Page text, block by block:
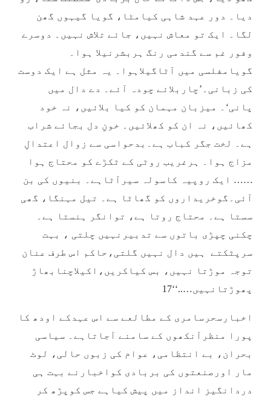
دیا۔ دور عہد شاہی کیامٹا، گویا گیہوں گھن
لگا۔ ایک تو معاش نہیں، جائے تلاش نہیں۔ دوسرے
وفور غم سے گندمی رنگ ہربشرنیلا ہوا۔
گویامفلسی میں آٹاگیلاہوا۔ یہ مثل ہے ایک دوست
کی زبانی۔’چاربلائے چودہ آئے۔ دے دال میں
پانی‘۔ میزبان مہمان کو کیا بلائیں، نہ خود
کھائیں، نہ ان کو کھلائیں۔ خونِ دل بجائے شراب
ہے۔ لخت جگر کباب ہے۔بدحواسی سے زوال اعتدالِ
مزاج ہوا۔ ہرغریب روٹی کے ٹکڑے کو محتاج ہوا
…… ایک روپیہ کاسولہ سیرآٹاہے۔ بنیوں کی بن
آئی۔گوخریداروں کو گھاٹا ہے۔ تیل مہنگا، گھی
سستا ہے۔ محتاج روتا ہے، توانگر ہنستا ہے۔
چکنی چپڑی باتوں سے تدبیرنہیں چلتی ، بہت
سرپٹکتے ہیں دال نہیں گلتی،حاکم اس طرف عنان
توجہ موڑتا نہیں، بس کیاکریں،اکیلاچنابھاڑ
پھوڑتانہیں…..‘‘17
اخبارسحرسامری کے مطالعے سے اس عہدکے اودھ کا
پورا منظرآنکھوں کے سامنے آجاتاہے۔ سیاسی
بحران، بے انتظامی، عوام کی زبوں حالی، لوٹ
مار اورصنعتوں کی بربادی کواخبارنے بہت ہی
دردانگیز انداز میں پیش کیاہے جس کوپڑھ کر